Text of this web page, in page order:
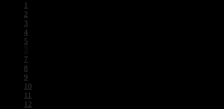
1
2
3
4
5
7
8
9
10
11
12